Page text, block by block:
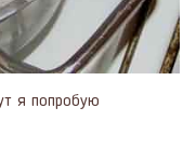
я попробую